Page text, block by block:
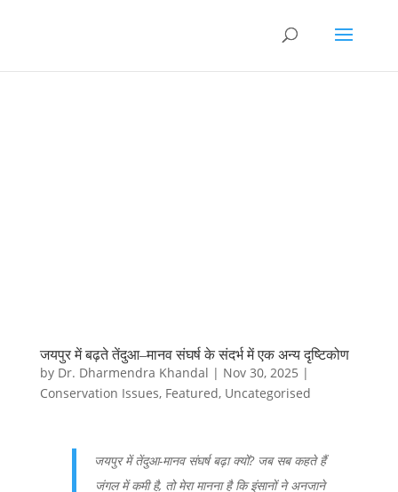
जयपुर में बढ़ते तेंदुआ–मानव संघर्ष के संदर्भ में एक अन्य दृष्टिकोण
by Dr. Dharmendra Khandal | Nov 30, 2025 |
Conservation Issues, Featured, Uncategorised
जयपुर में तेंदुआ-मानव संघर्ष बढ़ा क्यों? जब सब कहते हैं
जंगल में कमी है, तो मेरा मानना है कि इंसानों ने अनजाने